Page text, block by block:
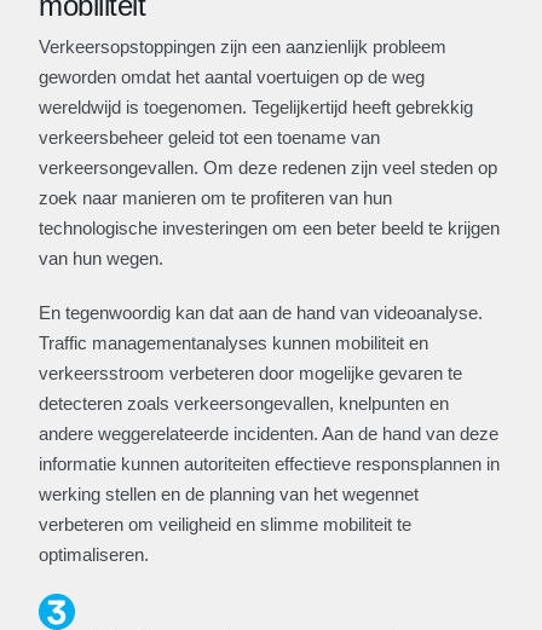
Verkeersopstoppingen zijn een aanzienlijk probleem
geworden omdat het aantal voertuigen op de weg
wereldwijd is toegenomen. Tegelijkertijd heeft gebrekkig
verkeersbeheer geleid tot een toename van
verkeersongevallen. Om deze redenen zijn veel steden op
zoek naar manieren om te profiteren van hun
technologische investeringen om een beter beeld te krijgen
van hun wegen.
En tegenwoordig kan dat aan de hand van videoanalyse.
Traffic managementanalyses kunnen mobiliteit en
verkeersstroom verbeteren door mogelijke gevaren te
detecteren zoals verkeersongevallen, knelpunten en
andere weggerelateerde incidenten. Aan de hand van deze
informatie kunnen autoriteiten effectieve responsplannen in
werking stellen en de planning van het wegennet
verbeteren om veiligheid en slimme mobiliteit te
optimaliseren.